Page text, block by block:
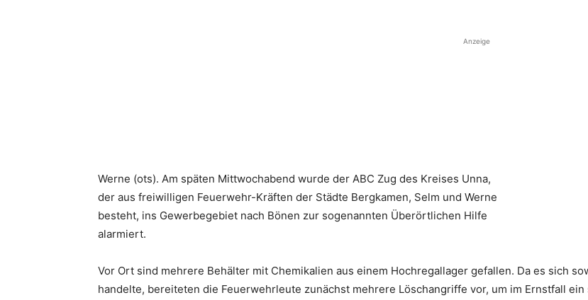
Anzeige
Werne (ots). Am späten Mittwochabend wurde der ABC Zug des Kreises Unna,
der aus freiwilligen Feuerwehr-Kräften der Städte Bergkamen, Selm und Werne
besteht, ins Gewerbegebiet nach Bönen zur sogenannten Überörtlichen Hilfe
alarmiert.
Vor Ort sind mehrere Behälter mit Chemikalien aus einem Hochregallager gefallen. Da es sich
handelte, bereiteten die Feuerwehrleute zunächst mehrere Löschangriffe vor, um im Ernstfall